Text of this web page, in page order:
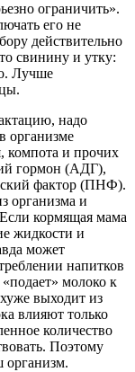
ограничить».
его не
действительно
свинину и утку:
Лучше
надо
организме
компота и прочих
гормон (АДГ),
фактор (ПНФ).
организма и
кормящая мама
жидкости и
может
напитков
молоко к
выходит из
влияют только
количество
Поэтому
организм.